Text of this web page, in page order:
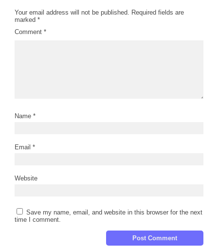
Your email address will not be published. Required fields are
marked *
Comment *
Name *
Email *
Website
Save my name, email, and website in this browser for the next
time I comment.